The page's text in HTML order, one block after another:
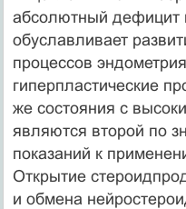
абсолютный дефицит
обуславливает
про­цессов
гиперпластические
же состояния с
являются второй по
показаний к
Открытие
и обмена